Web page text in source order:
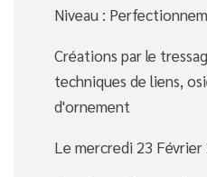
Niveau :
Créations par le
techniques de liens,
d'ornement
Le mercredi 23 Février